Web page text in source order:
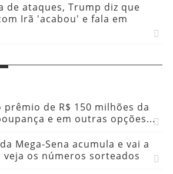
de ataques, Trump diz que
Irã 'acabou' e fala em
de R$ 150 milhões da
e em outras opções...
Mega-Sena acumula e vai a
veja os números sorteados